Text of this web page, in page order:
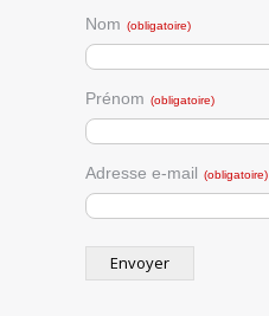
Nom (obligatoire)
Prénom (obligatoire)
Adresse e-mail (obligatoire)
Envoyer